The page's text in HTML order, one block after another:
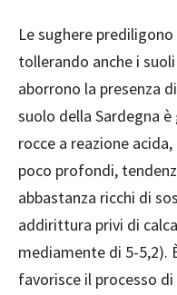
Le sughere prediligono
tollerando anche i
aborrono la presenza
suolo della Sardegna
rocce a reazione
poco profondi,
abbastanza ricchi di
addirittura privi di
mediamente di 5-5,2).
favorisce il processo